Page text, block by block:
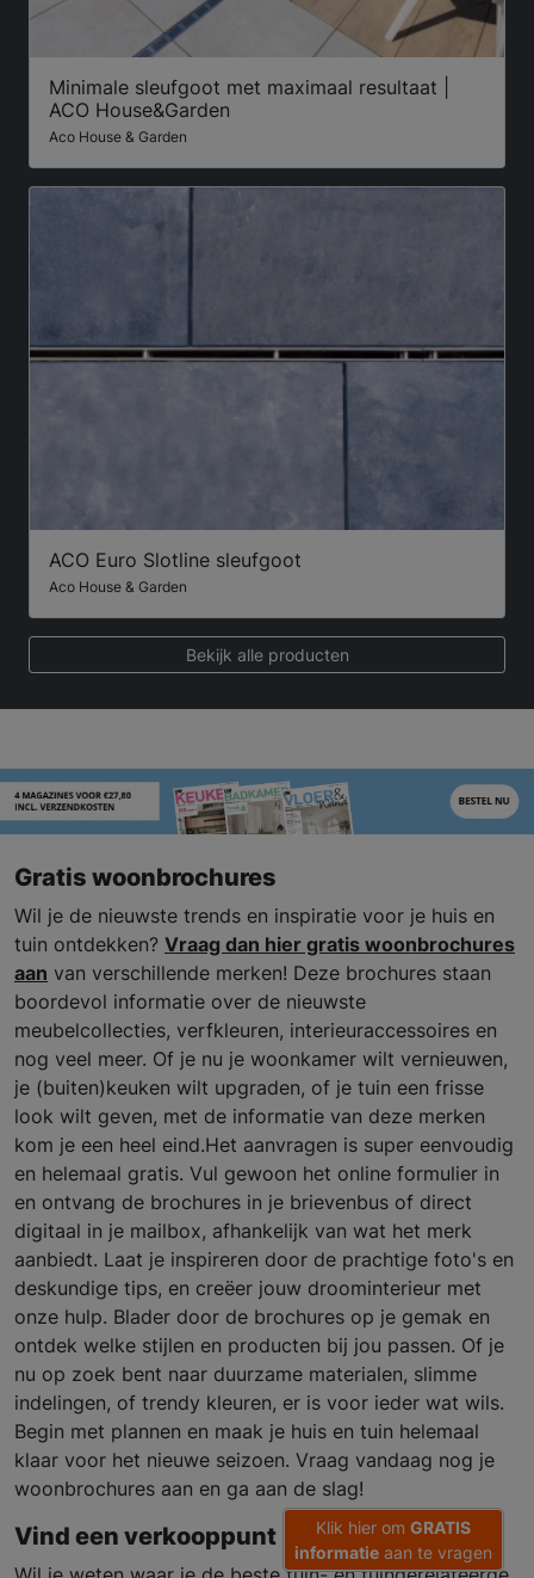
Minimale sleufgoot met maximaal resultaat |
ACO House&Garden
Aco House & Garden
ACO Euro Slotline sleufgoot
Aco House & Garden
Bekijk alle producten
Gratis woonbrochures
Wil je de nieuwste trends en inspiratie voor je huis en
tuin ontdekken? Vraag dan hier gratis woonbrochures
aan van verschillende merken! Deze brochures staan
boordevol informatie over de nieuwste
meubelcollecties, verfkleuren, interieuraccessoires en
nog veel meer. Of je nu je woonkamer wilt vernieuwen,
je (buiten)keuken wilt upgraden, of je tuin een frisse
look wilt geven, met de informatie van deze merken
kom je een heel eind.Het aanvragen is super eenvoudig
en helemaal gratis. Vul gewoon het online formulier in
en ontvang de brochures in je brievenbus of direct
digitaal in je mailbox, afhankelijk van wat het merk
aanbiedt. Laat je inspireren door de prachtige foto's en
deskundige tips, en creëer jouw droominterieur met
onze hulp. Blader door de brochures op je gemak en
ontdek welke stijlen en producten bij jou passen. Of je
nu op zoek bent naar duurzame materialen, slimme
indelingen, of trendy kleuren, er is voor ieder wat wils.
Begin met plannen en maak je huis en tuin helemaal
klaar voor het nieuwe seizoen. Vraag vandaag nog je
woonbrochures aan en ga aan de slag!
Vind een verkooppunt in de buurt
Klik hier om GRATIS
informatie aan te vragen